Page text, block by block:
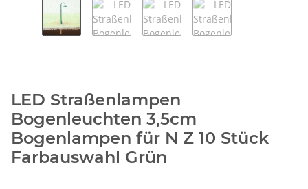
LED Straßenlampen
Bogenleuchten 3,5cm
Bogenlampen für N Z 10 Stück
Farbauswahl Grün